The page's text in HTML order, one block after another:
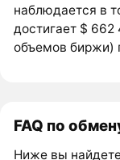
наблюдается в
достигает $ 662
объемов биржи)
FAQ по
Ниже вы